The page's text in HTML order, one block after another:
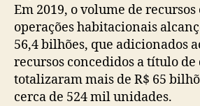
Em 2019, o volume de
operações habitacionais
56,4 bilhões, que adicionados
recursos concedidos a título de
totalizaram mais de R$ 65
cerca de 524 mil unidades.